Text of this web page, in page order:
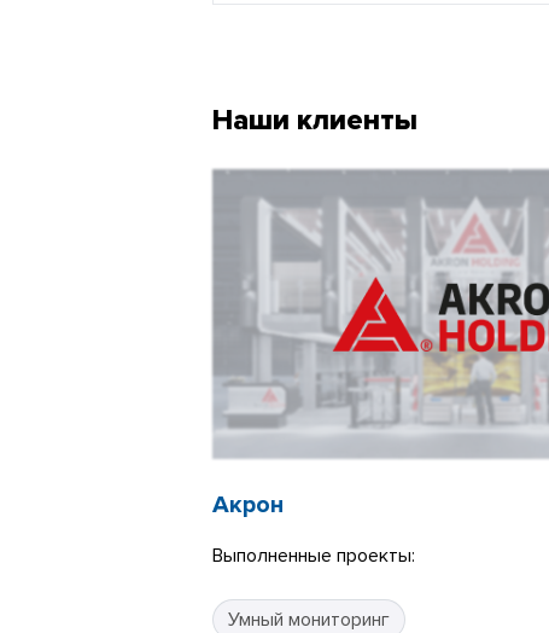
Наши клиенты
Акрон
Выполненные проекты:
Умный мониторинг